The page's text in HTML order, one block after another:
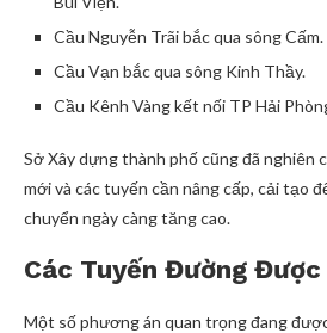
Cầu Nguyễn Trãi bắc qua sông Cấm.
Cầu Vạn bắc qua sông Kinh Thầy.
Cầu Kênh Vàng kết nối TP Hải
Sở Xây dựng thành phố cũng đã nghiên
mới và các tuyến cần nâng cấp, cải tạo
chuyển ngày càng tăng cao.
Các Tuyến Đường Được
Một số phương án quan trọng đang